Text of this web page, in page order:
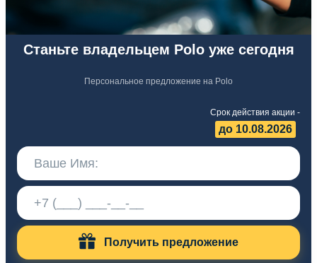
Станьте владельцем Polo уже сегодня
Персональное предложение на Polo
Срок действия акции -
до 10.08.2026
Получить предложение